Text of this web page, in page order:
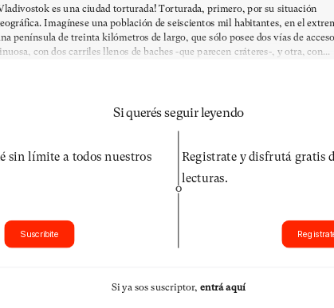
es una ciudad torturada! Torturada, primero, por su situación
Imagínese una población de seiscientos mil habitantes, en el
península de treinta kilómetros de largo, que sólo posee dos vías de
con dos carriles llenos de baches -que parecen cráteres-, y otra, con...
Si querés seguir leyendo
sin límite a todos nuestros
Suscribite
O
Registrate y disfrutá gratis
lecturas.
Si ya sos suscriptor, entrá aquí